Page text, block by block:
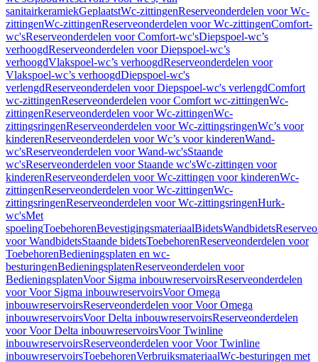
sanitairkeramiekGeplaatstWc-zittingenReserveonderdelen voor Wc-
zittingenWc-zittingenReserveonderdelen voor Wc-zittingenComfort-
wc'sReserveonderdelen voor Comfort-wc'sDiepspoel-wc’s
verhoogdReserveonderdelen voor Diepspoel-wc’s
verhoogdVlakspoel-wc’s verhoogdReserveonderdelen voor
Vlakspoel-wc’s verhoogdDiepspoel-wc's
verlengdReserveonderdelen voor Diepspoel-wc's verlengdComfort
wc-zittingenReserveonderdelen voor Comfort wc-zittingenWc-
zittingenReserveonderdelen voor Wc-zittingenWc-
zittingsringenReserveonderdelen voor Wc-zittingsringenWc’s voor
kinderenReserveonderdelen voor Wc’s voor kinderenWand-
wc'sReserveonderdelen voor Wand-wc'sStaande
wc'sReserveonderdelen voor Staande wc'sWc-zittingen voor
kinderenReserveonderdelen voor Wc-zittingen voor kinderenWc-
zittingenReserveonderdelen voor Wc-zittingenWc-
zittingsringenReserveonderdelen voor Wc-zittingsringenHurk-
wc'sMet
spoelingToebehorenBevestigingsmateriaalBidetsWandbidets
voor WandbidetsStaande bidetsToebehorenReserveonderdelen voor
ToebehorenBedieningsplaten en wc-
besturingenBedieningsplatenReserveonderdelen voor
BedieningsplatenVoor Sigma inbouwreservoirsReserveonderdelen
voor Voor Sigma inbouwreservoirsVoor Omega
inbouwreservoirsReserveonderdelen voor Voor Omega
inbouwreservoirsVoor Delta inbouwreservoirsReserveonderdelen
voor Voor Delta inbouwreservoirsVoor Twinline
inbouwreservoirsReserveonderdelen voor Voor Twinline
inbouwreservoirsToebehorenVerbruiksmateriaalWc-besturingen met